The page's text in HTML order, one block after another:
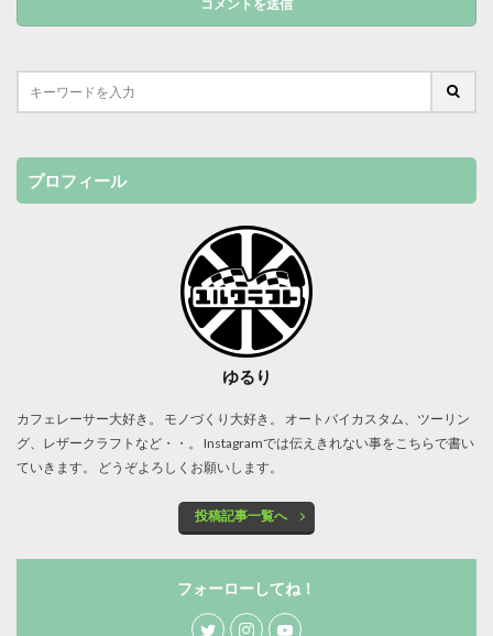
プロフィール
ゆるり
カフェレーサー大好き。 モノづくり大好き。 オートバイカスタム、ツーリン
グ、レザークラフトなど・・。 Instagramでは伝えきれない事をこちらで書い
ていきます。 どうぞよろしくお願いします。
投稿記事一覧へ
フォーローしてね！